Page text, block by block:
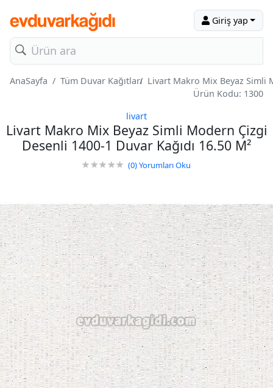
Giriş yap
AnaSayfa Tüm Duvar Kağıtları Livart Makro Mix Beyaz Simli
Ürün Kodu: 1300
livart
Livart Makro Mix Beyaz Simli Modern Çizgi
Desenli 1400-1 Duvar Kağıdı 16.50 M²
(0)Yorumları Oku